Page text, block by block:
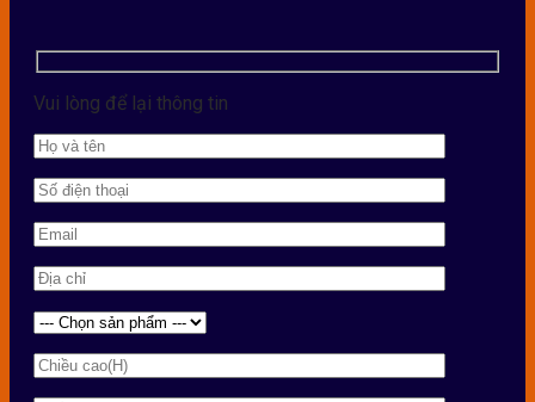
Vui lòng để lại thông tin